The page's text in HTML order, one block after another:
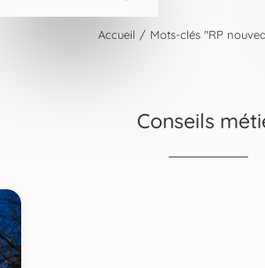
Accueil Mots-clés "RP
Conseils